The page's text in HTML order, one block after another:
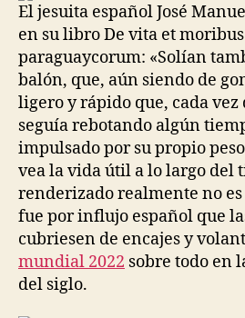
El jesuita español José
en su libro De vita et
paraguaycorum: «Solían
balón, que, aún siendo de
ligero y rápido que, cada vez
seguía rebotando algún
impulsado por su propio
vea la vida útil a lo largo del
renderizado realmente no
fue por influjo español que
cubriesen de encajes y
mundial 2022 sobre todo en
del siglo.